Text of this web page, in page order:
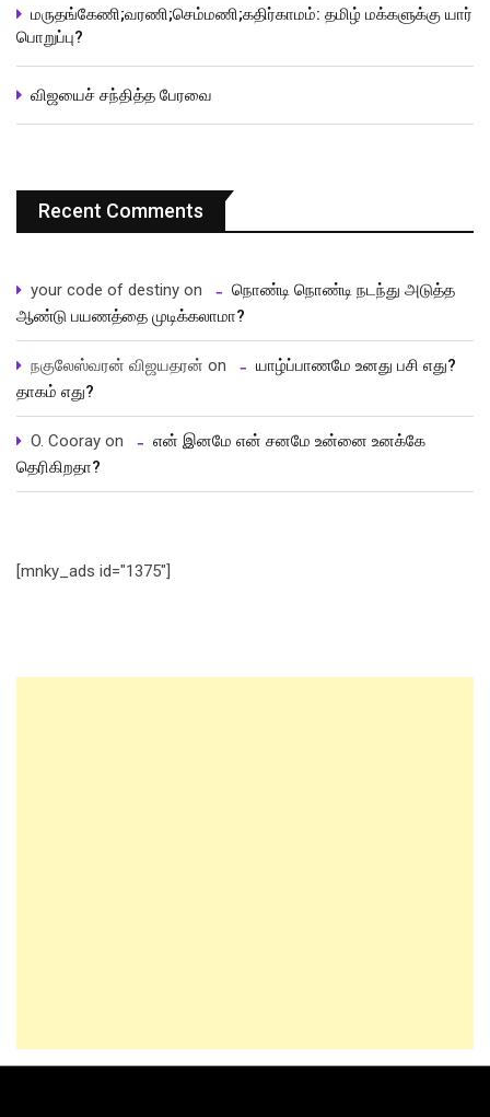
மருதங்கேணி;வரணி;செம்மணி;கதிர்காமம்: தமிழ் மக்களுக்கு யார்
பொறுப்பு?
விஜயைச் சந்தித்த பேரவை
Recent Comments
your code of destiny on
நொண்டி நொண்டி நடந்து அடுத்த
ஆண்டு பயணத்தை முடிக்கலாமா?
நகுலேஸ்வரன் விஜயதரன் on
யாழ்ப்பாணமே உனது பசி எது?
தாகம் எது?
O. Cooray on
என் இனமே என் சனமே உன்னை உனக்கே
தெரிகிறதா?
[mnky_ads id="1375"]